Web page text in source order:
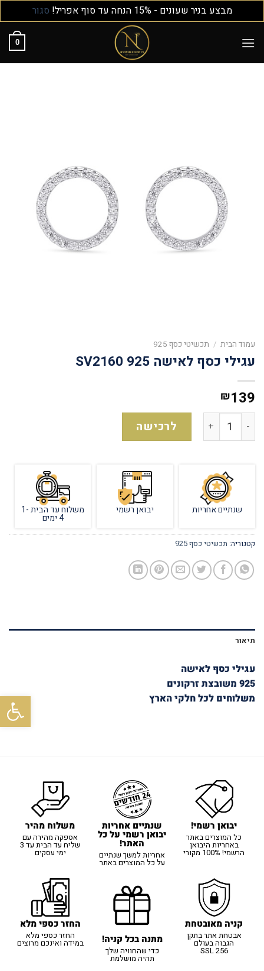
פתח
מבצע בניר שעונים - 15% הנחה עד סוף אפריל! סגור
0
עמוד הבית / תכשיטי כסף 925
עגילי כסף לאישה 925 SV2160
₪139
לרכישה
שנתיים אחריות יבואן רשמי משלוח עד הבית 1-
4 ימים
קטגוריה: תכשיטי כסף 925
תיאור
עגילי כסף לאישה
925 משובצת זרקונים
משלוחים לכל חלקי הארץ
יבואן רשמי!
כל המוצרים באתר
באחריות היבואן
הרשמי! 100% מקורי
שנתיים אחריות
יבואן רשמי על כל
האתר!
אחריות למשך שנתיים
על כל המוצרים באתר
משלוח מהיר
אספקה מהירה עם
שליח עד הבית עד 3
ימי עסקים
קניה מאובטחת
אבטחת אתר בתקן
הגבוה בעולם
SSL 256
מתנה בכל קניה!
כדי שהחוויה שלך
תהיה מושלמת
החזר כספי מלא
החזר כספי מלא
במידה ואינכם מרוצים